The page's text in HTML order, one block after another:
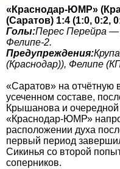
«Краснодар-ЮМР»
(Саратов) 1:4 (1:0, 0:2,
Голы:Перес Перейра
Фелипе-2.
Предупреждения:
(Краснодар)), Фелипе
«Саратов» на отчётную
усеченном составе,
Крышанова и
«Краснодар-ЮМР»
расположении духа
первый период
Сикинья со второй
соперников.